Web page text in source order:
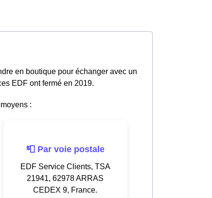
en boutique pour échanger avec un
EDF ont fermé en 2019.
:
📮 Par voie postale
EDF Service Clients, TSA
21941, 62978 ARRAS
CEDEX 9, France.